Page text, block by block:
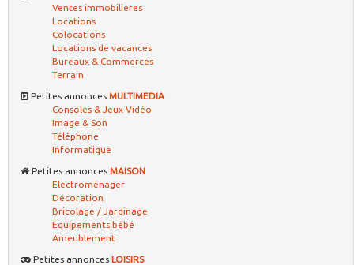
Ventes immobilieres
Locations
Colocations
Locations de vacances
Bureaux & Commerces
Terrain
Petites annonces MULTIMEDIA
Consoles & Jeux Vidéo
Image & Son
Téléphone
Informatique
Petites annonces MAISON
Electroménager
Décoration
Bricolage / Jardinage
Equipements bébé
Ameublement
Petites annonces LOISIRS